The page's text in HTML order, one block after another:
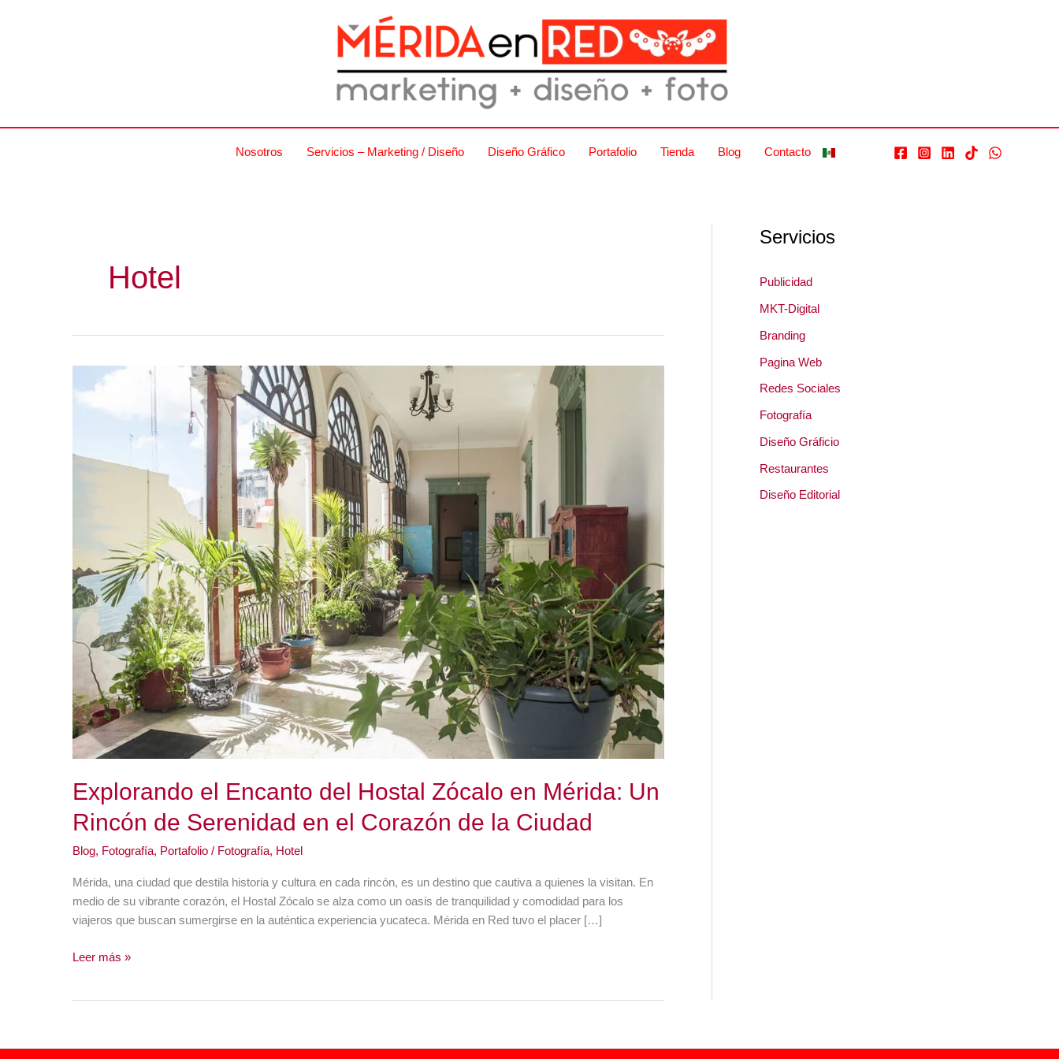
Nosotros Servicios – Marketing / Diseño Diseño Gráfico Portafolio Tienda Blog Contacto
Hotel
Explorando el Encanto del Hostal Zócalo en Mérida: Un
Rincón de Serenidad en el Corazón de la Ciudad
Blog, Fotografía, Portafolio / Fotografía, Hotel
Mérida, una ciudad que destila historia y cultura en cada rincón, es un destino que cautiva a quienes la visitan. En
medio de su vibrante corazón, el Hostal Zócalo se alza como un oasis de tranquilidad y comodidad para los
viajeros que buscan sumergirse en la auténtica experiencia yucateca. Mérida en Red tuvo el placer […]
Explorando
Zócalo
Leer más »
Servicios
Publicidad
MKT-Digital
Branding
Pagina Web
Redes Sociales
Fotografía
Diseño Gráficio
Restaurantes
Diseño Editorial